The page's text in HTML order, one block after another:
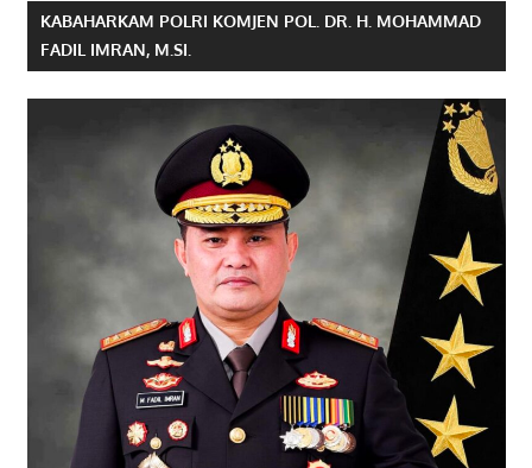
KABAHARKAM POLRI KOMJEN POL. DR. H. MOHAMMAD
FADIL IMRAN, M.SI.